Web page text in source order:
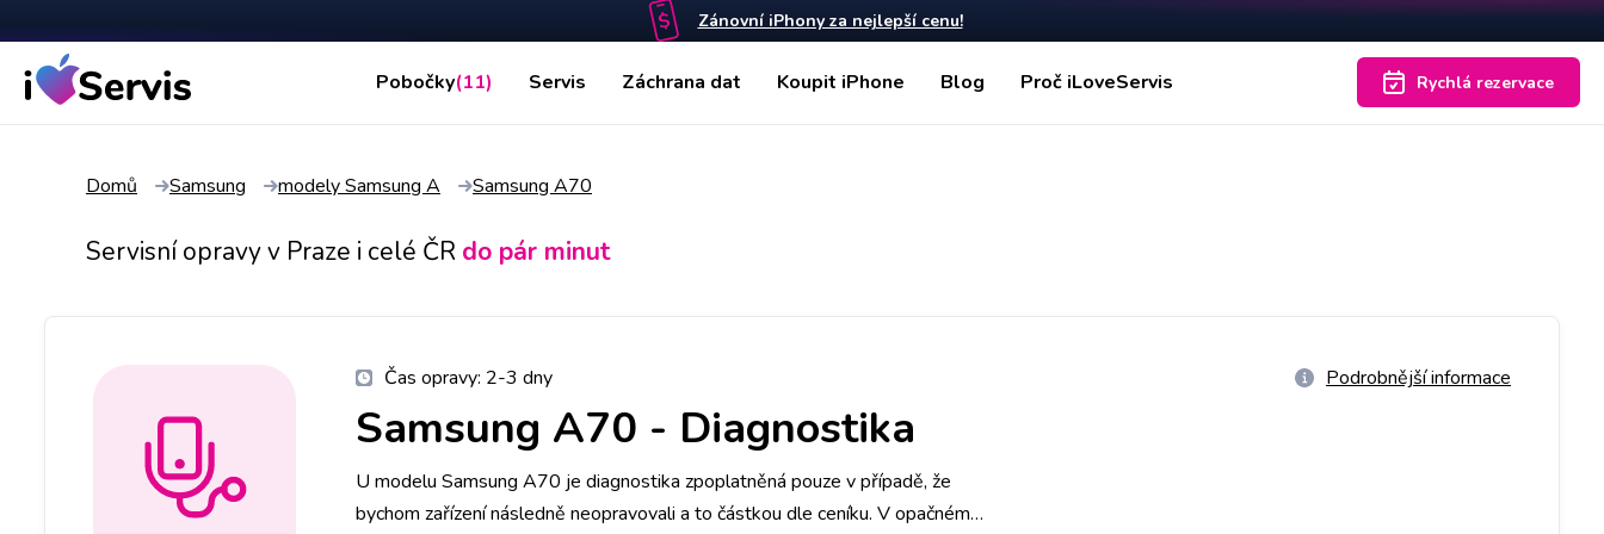
Zánovní iPhony za nejlepší cenu!
Pobočky(11) Servis Záchrana dat Koupit iPhone Blog Proč iLoveServis Rychlá rezervace
Domů Samsung modely Samsung A Samsung A70
Servisní opravy v Praze i celé ČR do pár minut
Čas opravy: 2-3 dny Podrobnější informace
Samsung A70 - Diagnostika
U modelu Samsung A70 je diagnostika zpoplatněná pouze v případě, že
bychom zařízení následně neopravovali a to částkou dle ceníku. V opačném